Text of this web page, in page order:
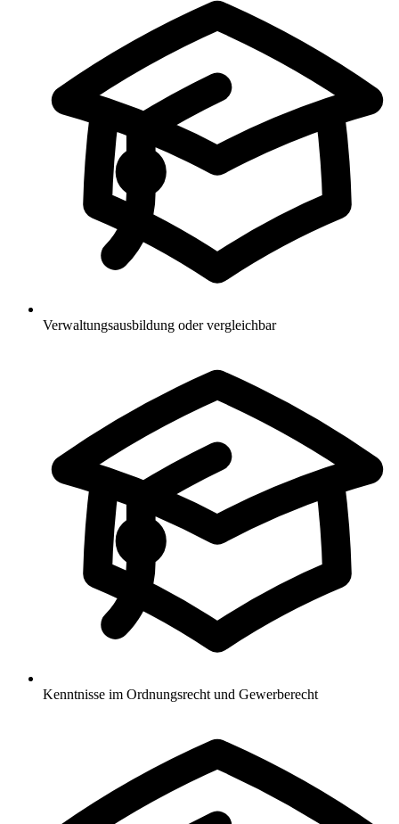
Verwaltungsausbildung oder vergleichbar
Kenntnisse im Ordnungsrecht und Gewerberecht